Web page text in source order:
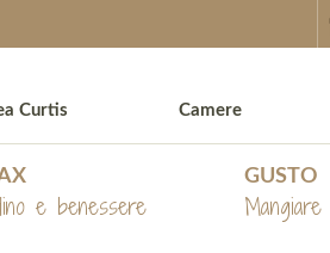
Curtis Camere
e benessere
GUSTO